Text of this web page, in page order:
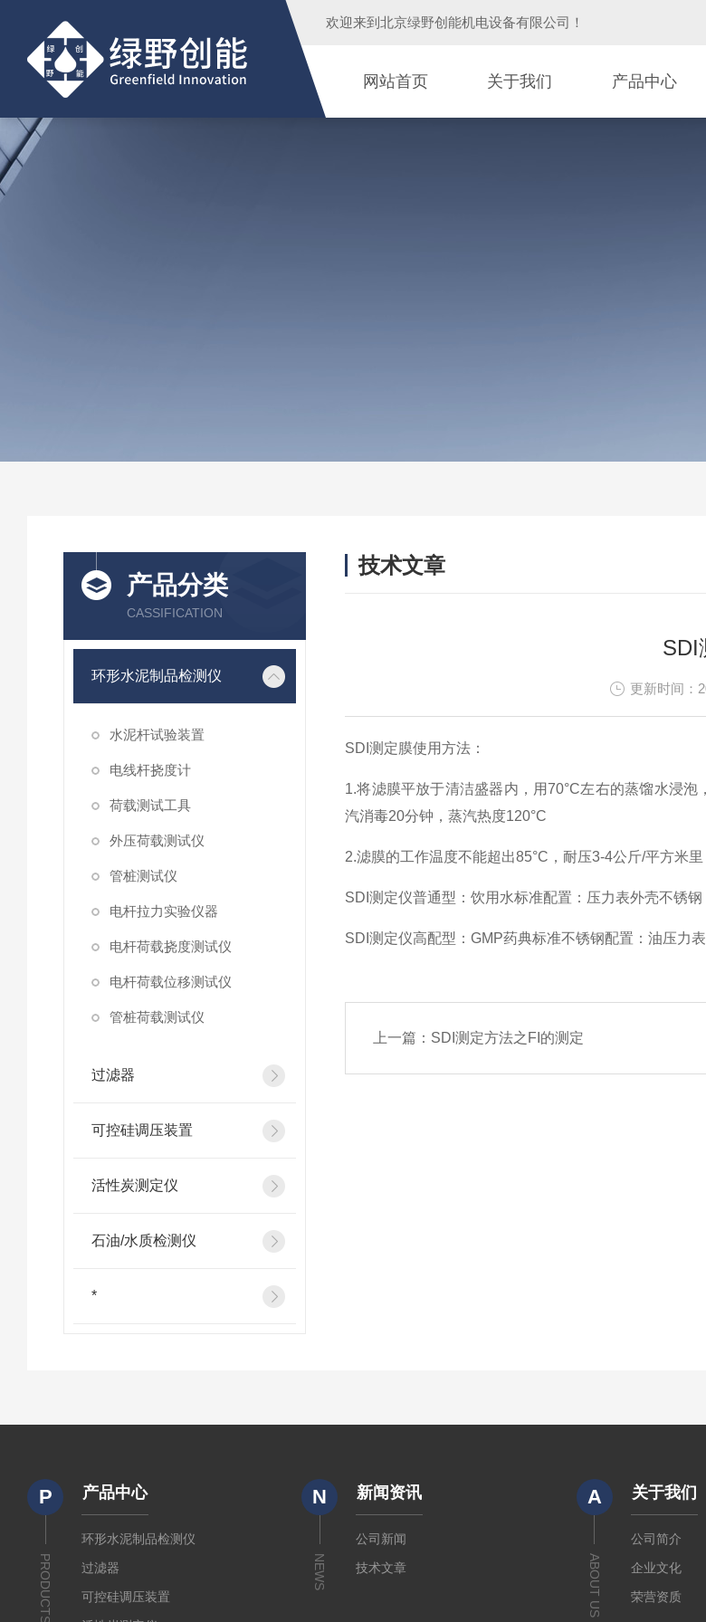
欢迎来到 北京绿野创能机电设备有限公司 ！
网站首页 关于我们 产品中心
产品分类
CASSIFICATION
环形水泥制品检测仪
水泥杆试验装置
电线杆挠度计
荷载测试工具
外压荷载测试仪
管桩测试仪
电杆拉力实验仪器
电杆荷载挠度测试仪
电杆荷载位移测试仪
管桩荷载测试仪
过滤器
可控硅调压装置
活性炭测定仪
石油/水质检测仪
*
技术文章
SDI
更新时间
SDI测定膜使用方法：
1.将滤膜平放于清洁盛器内，用70°C左右的蒸馏水浸
汽消毒20分钟，蒸汽热度120°C
2.滤膜的工作温度不能超出85°C，耐压3-4公斤/平方米里
SDI测定仪普通型：饮用水标准配置：压力表外壳不锈
SDI测定仪高配型：GMP药典标准不锈钢配置：油压力
上一篇： SDI测定方法之FI的测定
P
PRODUCTS
产品中心
环形水泥制品检测仪
过滤器
可控硅调压装置
N
NEWS
新闻资讯
公司新闻
技术文章
A
ABOUT US
关于我们
公司简介
企业文化
荣营资质